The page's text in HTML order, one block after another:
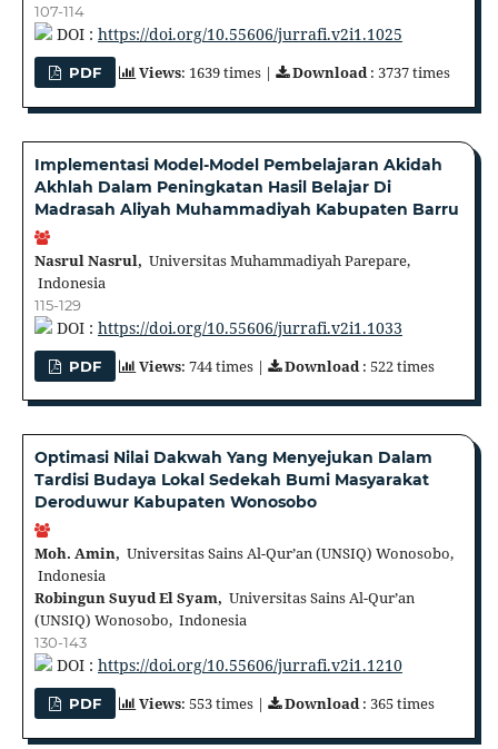
107-114
DOI : https://doi.org/10.55606/jurrafi.v2i1.1025
PDF Views: 1639 times | Download: 3737 times
Implementasi Model-Model Pembelajaran Akidah
Akhlah Dalam Peningkatan Hasil Belajar Di
Madrasah Aliyah Muhammadiyah Kabupaten Barru
Nasrul Nasrul, Universitas Muhammadiyah Parepare,
Indonesia
115-129
DOI : https://doi.org/10.55606/jurrafi.v2i1.1033
PDF Views: 744 times | Download : 522 times
Optimasi Nilai Dakwah Yang Menyejukan Dalam
Tardisi Budaya Lokal Sedekah Bumi Masyarakat
Deroduwur Kabupaten Wonosobo
Moh. Amin, Universitas Sains Al-Qur’an (UNSIQ) Wonosobo,
Indonesia
Robingun Suyud El Syam, Universitas Sains Al-Qur’an
(UNSIQ) Wonosobo, Indonesia
130-143
DOI : https://doi.org/10.55606/jurrafi.v2i1.1210
PDF Views: 553 times | Download: 365 times